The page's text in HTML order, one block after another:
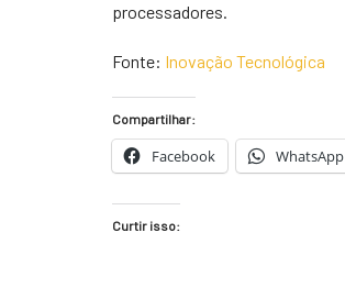
processadores.
Fonte: Inovação Tecnológica
Compartilhar:
Facebook WhatsApp
Curtir isso: